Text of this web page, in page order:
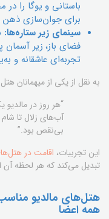
باستانی و یوگا را در
برای جوان‌سازی
سینمای زیر ستاره‌ها:
فضای باز، زیر آسمان
تجربه‌ای عاشقانه و
به نقل از یکی از میهمانان
“هر روز در
آب‌های زلال تا
بی‌نقص بود.”
این تجربیات، اقامت در
تبدیل می‌کند که هر لحظه آن
هتل‌های مالدیو
همه اعضا